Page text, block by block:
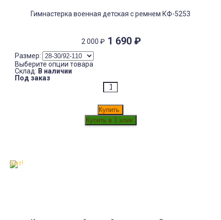
Гимнастерка военная детская с ремнем КФ-5253
2 000 ₽ 1 690 ₽
Размер:
Выберите опции товара
Склад: В наличии
Под заказ
Купить
Хит!